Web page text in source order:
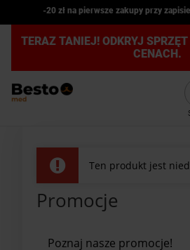
-20 zł na pierwsze zakupy przy
TERAZ TANIEJ! ODKRYJ
CENACH.
Ten produkt jest
Promocje
Poznaj nasze promocje!